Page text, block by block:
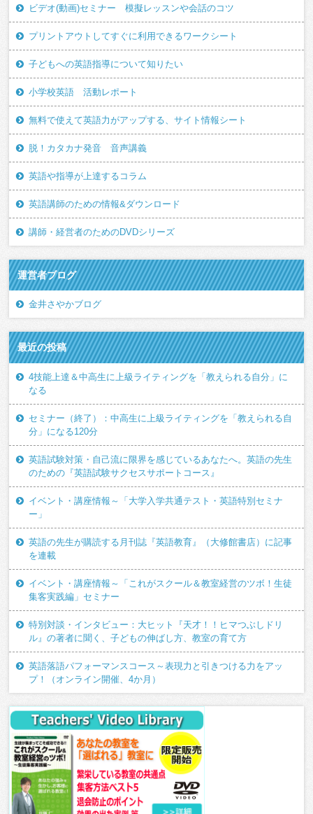
ビデオ(動画)セミナー 模擬レッスンや会話のコツ
プリントアウトしてすぐに利用できるワークシート
子どもへの英語指導について知りたい
小学校英語 活動レポート
無料で使えて英語力がアップする、サイト情報シート
脱！カタカナ発音 音声講義
英語や指導が上達するコラム
英語講師のための情報&ダウンロード
講師・経営者のためのDVDシリーズ
運営者ブログ
金井さやかブログ
最近の投稿
4技能上達＆中高生に上級ライティングを「教えられる自分」に
なる
セミナー（終了）：中高生に上級ライティングを「教えられる自
分」になる120分
英語試験対策・自己流に限界を感じているあなたへ。英語の先生
のための『英語試験サクセスサポートコース』
イベント・講座情報～「大学入学共通テスト・英語特別セミナ
ー」
英語の先生が購読する月刊誌『英語教育』（大修館書店）に記事
を連載
イベント・講座情報～「これがスクール＆教室経営のツボ！生徒
集客実践編」セミナー
特別対談・インタビュー：大ヒット『天才！！ヒマつぶしドリ
ル』の著者に聞く、子どもの伸ばし方、教室の育て方
英語落語パフォーマンスコース～表現力と引きつける力をアッ
プ！（オンライン開催、4か月）